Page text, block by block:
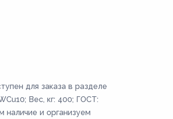
для заказа в разделе
Вес, кг: 400; ГОСТ:
наличие и организуем